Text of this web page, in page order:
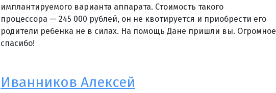
имплантируемого варианта аппарата. Стоимость такого
процессора — 245 000 рублей, он не квотируется и приобрести его
родители ребенка не в силах. На помощь Дане пришли вы. Огромное
спасибо!
Иванников Алексей